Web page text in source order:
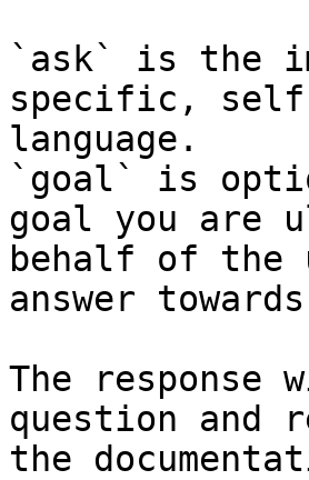
`ask` is the
specific,
language.
`goal` is
goal you are
behalf of the
answer
The
question and
the